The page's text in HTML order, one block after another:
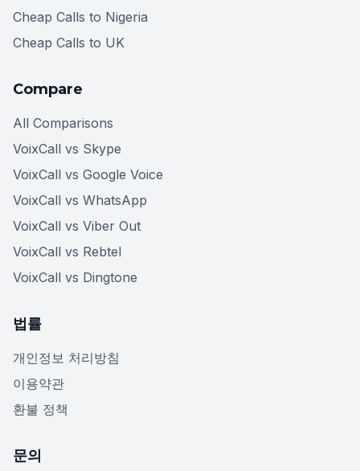
Cheap Calls to Nigeria
Cheap Calls to UK
Compare
All Comparisons
VoixCall vs Skype
VoixCall vs Google Voice
VoixCall vs WhatsApp
VoixCall vs Viber Out
VoixCall vs Rebtel
VoixCall vs Dingtone
법률
개인정보 처리방침
이용약관
환불 정책
문의